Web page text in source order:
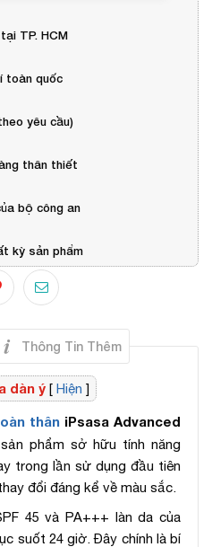
TP. HCM
toàn quốc
yêu cầu)
thân thiết
bộ công an
kỳ sản phẩm
Thông Tin Thêm
dàn ý [ Hiện ]
thân iPsasa Advanced
phẩm sở hữu tính năng
trong lần sử dụng đầu tiên
đổi đáng kể về màu sắc.
45 và PA+++ làn da của
suốt 24 giờ. Đây chính là bí